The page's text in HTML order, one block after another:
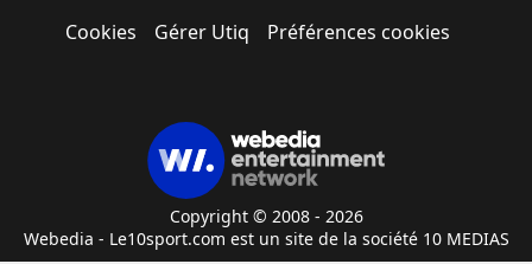
Cookies Gérer Utiq Préférences cookies
Copyright © 2008 - 2026
Webedia - Le10sport.com est un site de la société 10 MEDIAS